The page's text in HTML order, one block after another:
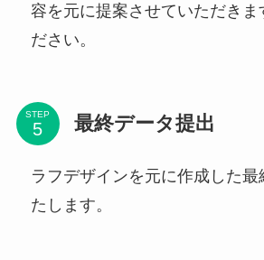
容を元に提案させていただきま
ださい。
STEP 最終データ提出
ラフデザインを元に作成した
たします。